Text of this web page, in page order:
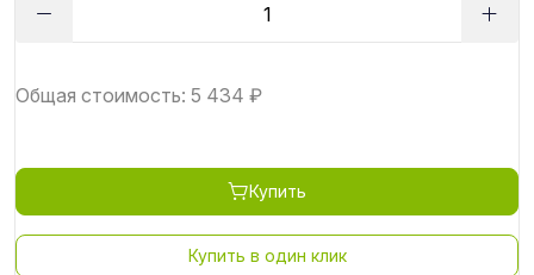
Общая стоимость: 5 434 ₽
Купить
Купить в один клик